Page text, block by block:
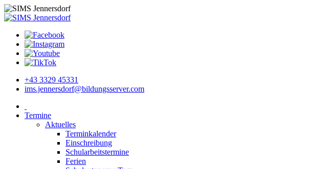
+43 3329 45331
ims.jennersdorf@bildungsserver.com
Termine
Aktuelles
Terminkalender
Einschreibung
Schularbeitstermine
Ferien